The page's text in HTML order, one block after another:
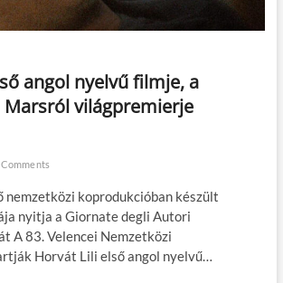
angol nyelvű filmje, a
Marsról világpremierje
nemzetközi koprodukcióban készült
nyitja a Giornate degli Autori
A 83. Velencei Nemzetközi
Horvát Lili első angol nyelvű…